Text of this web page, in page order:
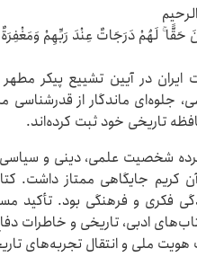
حَقًّا ۚ لَهُمْ دَرَجَاتٌ عِنْدَ رَبِّهِمْ
در آیین تشییع پیکر
جلوه‌ای ماندگار از
تاریخی خود ثبت کرده‌اند.
شخصیت علمی، دینی و
کریم جایگاهی ممتاز داشت.
فکری و فرهنگی بود. تأکید
ادبی، تاریخی و خاطرات
ملی و انتقال تجربه‌های